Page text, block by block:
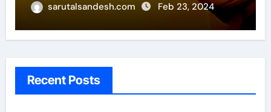
sarutalsandesh.com Feb 23, 2024
Recent Posts